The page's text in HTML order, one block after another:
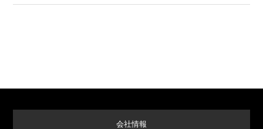
会社情報